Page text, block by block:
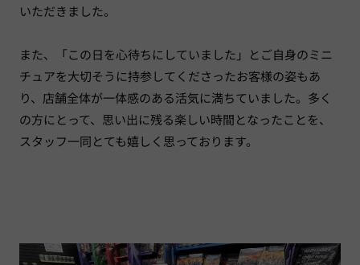
いただきました。
また、「この日を心待ちにしていました」とご自身のミニ
チュアを大切そうに持参してくださったお客様の姿もあ
り、店舗全体が一体感のある活気に満ちていました。多く
の方にとって、思い出に残る楽しい時間となったことを、
スタッフ一同とても嬉しく思っております。